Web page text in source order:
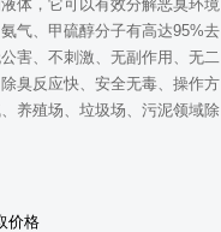
体，它可以有效分解恶臭环境
气、甲硫醇分子有高达95%去
害、不刺激、无副作用、无二
臭反应快、安全无毒、操作方
养殖场、垃圾场、污泥领域除
价格